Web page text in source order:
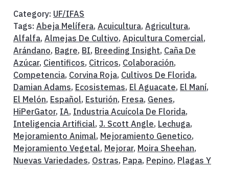
Category: UF/IFAS
Tags: Abeja Melífera, Acuicultura, Agricultura,
Alfalfa, Almejas De Cultivo, Apicultura Comercial,
Arándano, Bagre, BI, Breeding Insight, Caña De
Azúcar, Cientificos, Citricos, Colaboración,
Competencia, Corvina Roja, Cultivos De Florida,
Damian Adams, Ecosistemas, El Aguacate, El Maní,
El Melón, Español, Esturión, Fresa, Genes,
HiPerGator, IA, Industria Acuícola De Florida,
Inteligencia Artificial, J. Scott Angle, Lechuga,
Mejoramiento Animal, Mejoramiento Genetico,
Mejoramiento Vegetal, Mejorar, Moira Sheehan,
Nuevas Variedades, Ostras, Papa, Pepino, Plagas Y